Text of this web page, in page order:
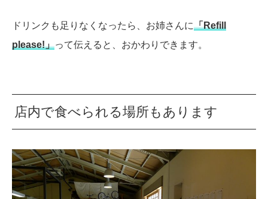
ドリンクも足りなくなったら、お姉さんに「Refill
please!」って伝えると、おかわりできます。
店内で食べられる場所もあります